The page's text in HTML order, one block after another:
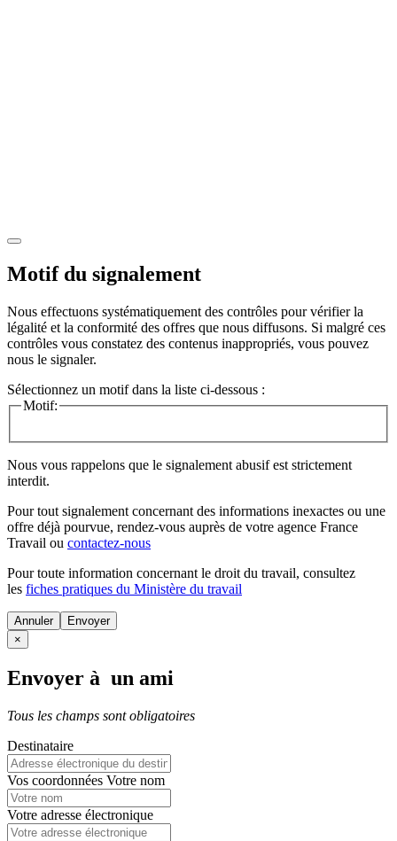
Motif du signalement
Nous effectuons systématiquement des contrôles pour vérifier la
légalité et la conformité des offres que nous diffusons. Si malgré ces
contrôles vous constatez des contenus inappropriés, vous pouvez
nous le signaler.
Sélectionnez un motif dans la liste ci-dessous :
Motif:
Nous vous rappelons que le signalement abusif est strictement
interdit.
Pour tout signalement concernant des informations inexactes ou une
offre déjà pourvue, rendez-vous auprès de votre agence France
Travail ou contactez-nous
Pour toute information concernant le droit du travail, consultez
les fiches pratiques du Ministère du travail
Annuler
×
Envoyer à un ami
Tous les champs sont obligatoires
Destinataire
Vos coordonnées Votre nom
Votre adresse électronique